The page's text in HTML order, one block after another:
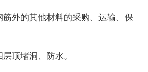
筋外的其他材料的采购、运输、保
顶堵洞、防水。